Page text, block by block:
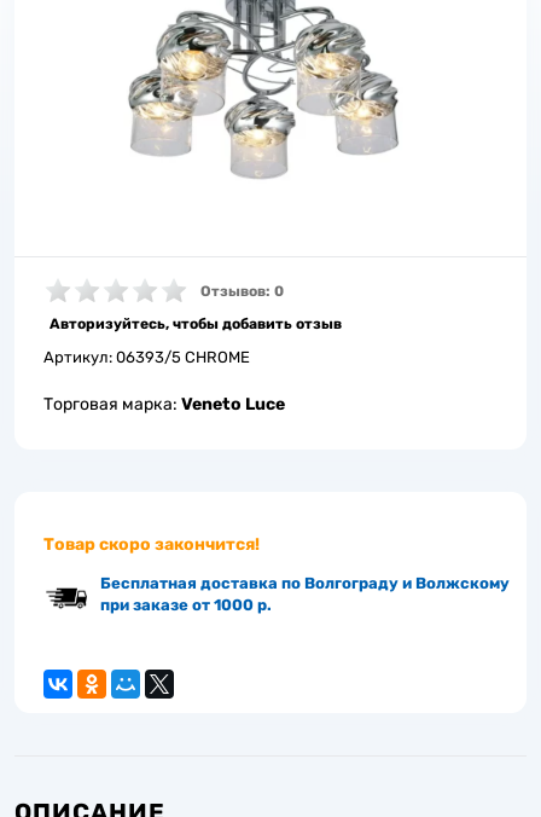
Отзывов: 0
Авторизуйтесь, чтобы добавить отзыв
Артикул: 06393/5 CHROME
Торговая марка: Veneto Luce
Товар скоро закончится!
Бесплатная доставка по Волгограду и Волжскому
при заказе от 1000 р.